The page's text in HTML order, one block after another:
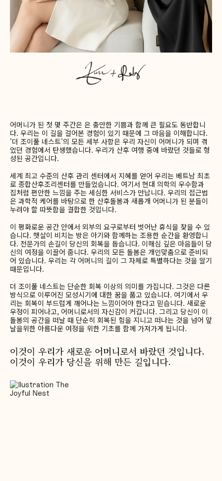
어머니가 된 첫 몇 주간은 은 충만한 기쁨과 함께 큰 필요도 동반합니
다. 우리는 이 길을 걸어본 경험이 있기 때문에 그 마음을 이해합니다.
'더 조이풀 네스트'의 모든 세부 사항은 우리 자신이 어머니가 되며 겪
었던 경험에서 탄생했습니다. 우리가 산후 여행 중에 바랐던 것들로 형
성된 공간입니다.
세계 최고 수준의 산후 관리 센터에서 지혜를 얻어 우리는 베트남 최초
로 종합산후조리센터를 만들었습니다. 여기서 현대 의학의 우수함과
집처럼 편안한 느낌을 주는 세심한 서비스가 만납니다. 우리의 접근법
은 과학적 케어를 바탕으로 한 산후돌봄과 새롭개 어머니가 된 분들이
누려야 할 따뜻함을 결합한 것입니다.
이 평화로운 공간 안에서 외부의 요구로부터 벗어난 휴식을 찾을 수 있
습니다. 햇살이 비치는 방은 아기와 함께하는 조용한 순간을 환영합니
다. 전문가의 손길이 당신의 회복을 돕습니다. 이해심 깊은 마음들이 당
신의 여정을 이끌어 줍니다. 우리의 모든 돌봄은 개인맞춤으로 준비되
어 있습니다. 우리는 각 어머니의 길이 그 자체로 특별하다는 것을 알기
때문입니다.
더 조이풀 네스트는 단순한 회복 이상의 의미를 가집니다. 그것은 다른
방식으로 이루어진 모성시기에 대한 꿈을 품고 있습니다. 여기에서 우
리는 회복이 부드럽게 깨어나는 느낌이어야 한다고 믿습니다. 새로운
우정이 피어나고, 어머니로서의 자신감이 커갑니다. 그리고 당신이 이
돌봄의 공간을 떠날 때 단순히 회복된 힘을 지니고 떠나는 것을 넘어 앞
날을위한 아름다운 여정을 위한 기초를 함께 가져가게 됩니다.
이것이 우리가 새로운 어머니로서 바랐던 것입니다.
이것이 우리가 당신을 위해 만든 길입니다.